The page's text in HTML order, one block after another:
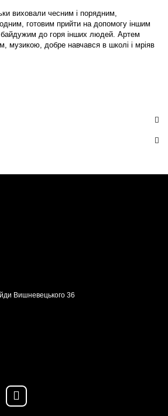
виховали чесним і порядним,
готовим прийти на допомогу іншим
байдужим до горя інших людей. Артем
музикою, добре навчався в школі і мріяв
Вишневецького 36